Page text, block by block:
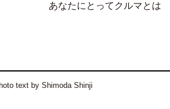
あなたにとってクルマとは
text by Shimoda Shinji